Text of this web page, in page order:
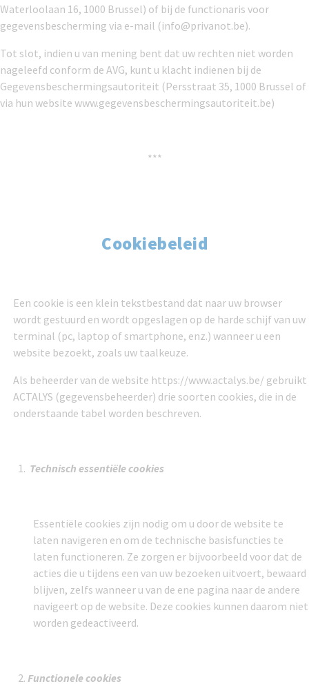
Waterloolaan 16, 1000 Brussel) of bij de functionaris voor
gegevensbescherming via e-mail (info@privanot.be).
Tot slot, indien u van mening bent dat uw rechten niet worden
nageleefd conform de AVG, kunt u klacht indienen bij de
Gegevensbeschermingsautoriteit (Persstraat 35, 1000 Brussel of
via hun website www.gegevensbeschermingsautoriteit.be)
***
Cookiebeleid
Een cookie is een klein tekstbestand dat naar uw browser
wordt gestuurd en wordt opgeslagen op de harde schijf van uw
terminal (pc, laptop of smartphone, enz.) wanneer u een
website bezoekt, zoals uw taalkeuze.
Als beheerder van de website https://www.actalys.be/ gebruikt
ACTALYS (gegevensbeheerder) drie soorten cookies, die in de
onderstaande tabel worden beschreven.
Technisch essentiële cookies
Essentiële cookies zijn nodig om u door de website te
laten navigeren en om de technische basisfuncties te
laten functioneren. Ze zorgen er bijvoorbeeld voor dat de
acties die u tijdens een van uw bezoeken uitvoert, bewaard
blijven, zelfs wanneer u van de ene pagina naar de andere
navigeert op de website. Deze cookies kunnen daarom niet
worden gedeactiveerd.
Functionele cookies